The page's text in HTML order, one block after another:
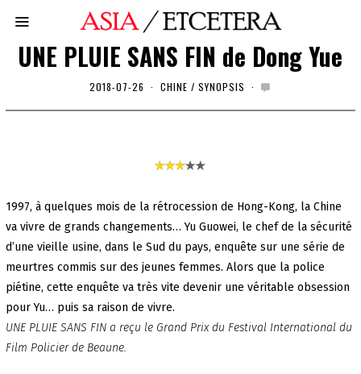
UNE PLUIE SANS FIN de Dong Yue
2018-07-26 2
2
1
CHINE / SYNOPSIS
1997, à quelques mois de la rétrocession de Hong-Kong, la Chine
va vivre de grands changements… Yu Guowei, le chef de la sécurité
d’une vieille usine, dans le Sud du pays, enquête sur une série de
meurtres commis sur des jeunes femmes. Alors que la police
piétine, cette enquête va très vite devenir une véritable obsession
pour Yu… puis sa raison de vivre.
UNE PLUIE SANS FIN a reçu le Grand Prix du Festival International du
Film Policier de Beaune.